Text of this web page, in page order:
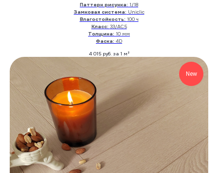
Паттерн рисунка: 1/18
Замковая система: Uniclic
Влагостойкость: 100 ч
Класс: 33/АС5
Толщина: 10 мм
Фаска: 4D
4 015 руб. за 1 м²
New